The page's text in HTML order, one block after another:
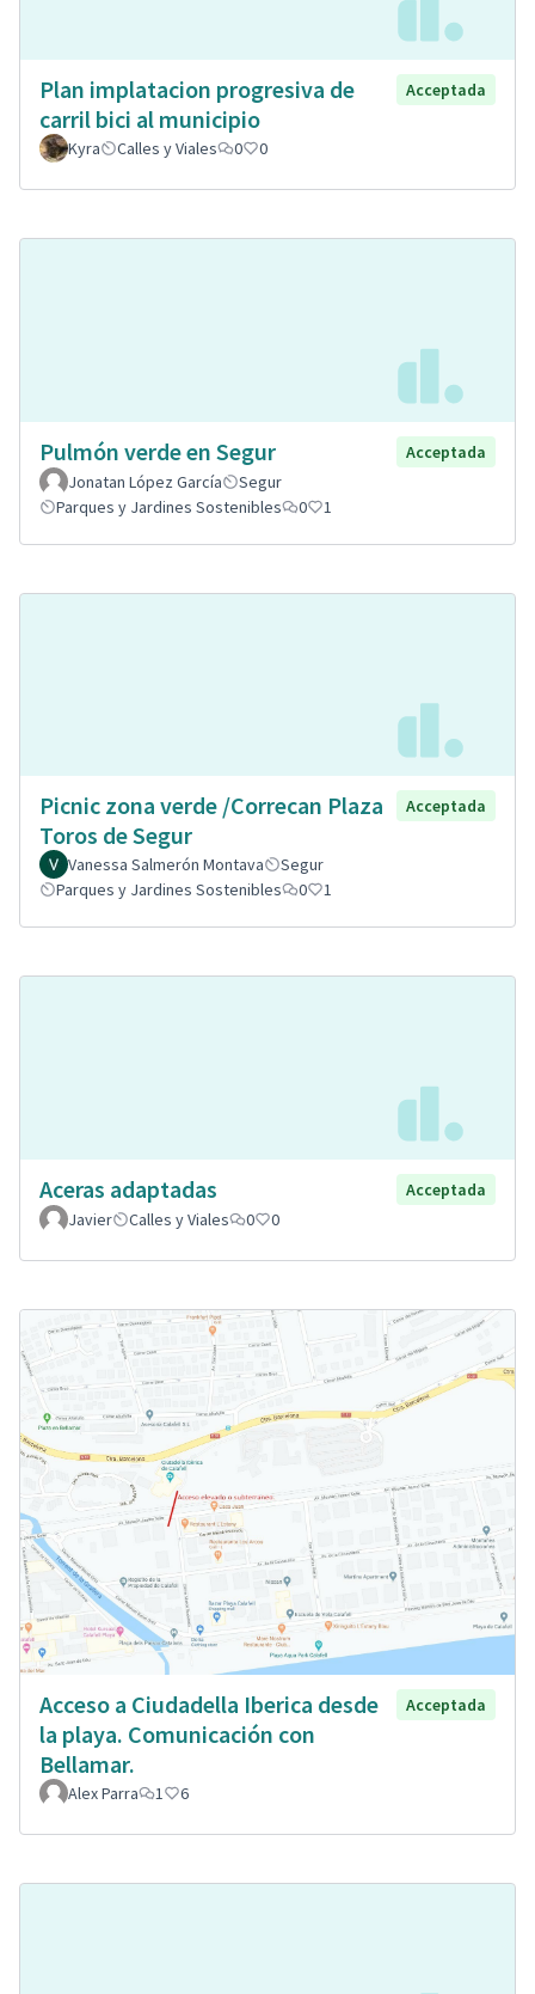
Plan implatacion progresiva de
carril bici al municipio
Acceptada
Kyra Calles y Viales 0 0
Pulmón verde en Segur
Acceptada
Jonatan López García
Segur
Parques y Jardines Sostenibles
0 1
Picnic zona verde /Correcan Plaza
Toros de Segur
Acceptada
Vanessa Salmerón Montava
Segur
Parques y Jardines Sostenibles
0 1
Aceras adaptadas
Acceptada
Javier
Calles y Viales 0 0
Acceso a Ciudadella Iberica desde
la playa. Comunicación con
Bellamar.
Acceptada
Alex Parra 1 6